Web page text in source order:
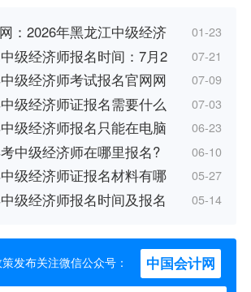
：2026年黑龙江中级经济 01-23
级经济师报名时间：7月2 07-21
级经济师考试报名官网网 07-09
级经济师证报名需要什么 07-03
级经济师报名只能在电脑 06-23
中级经济师在哪里报名? 06-10
级经济师证报名材料有哪 05-27
级经济师报名时间及报名 05-14
发布关注微信公众号： 中国会计网